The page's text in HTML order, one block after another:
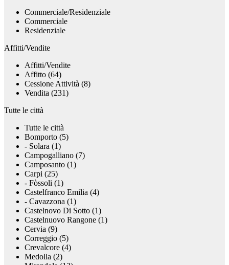
Commerciale/Residenziale
Commerciale
Residenziale
Affitti/Vendite
Affitti/Vendite
Affitto (64)
Cessione Attività (8)
Vendita (231)
Tutte le città
Tutte le città
Bomporto (5)
- Solara (1)
Campogalliano (7)
Camposanto (1)
Carpi (25)
- Fòssoli (1)
Castelfranco Emilia (4)
- Cavazzona (1)
Castelnovo Di Sotto (1)
Castelnuovo Rangone (1)
Cervia (9)
Correggio (5)
Crevalcore (4)
Medolla (2)